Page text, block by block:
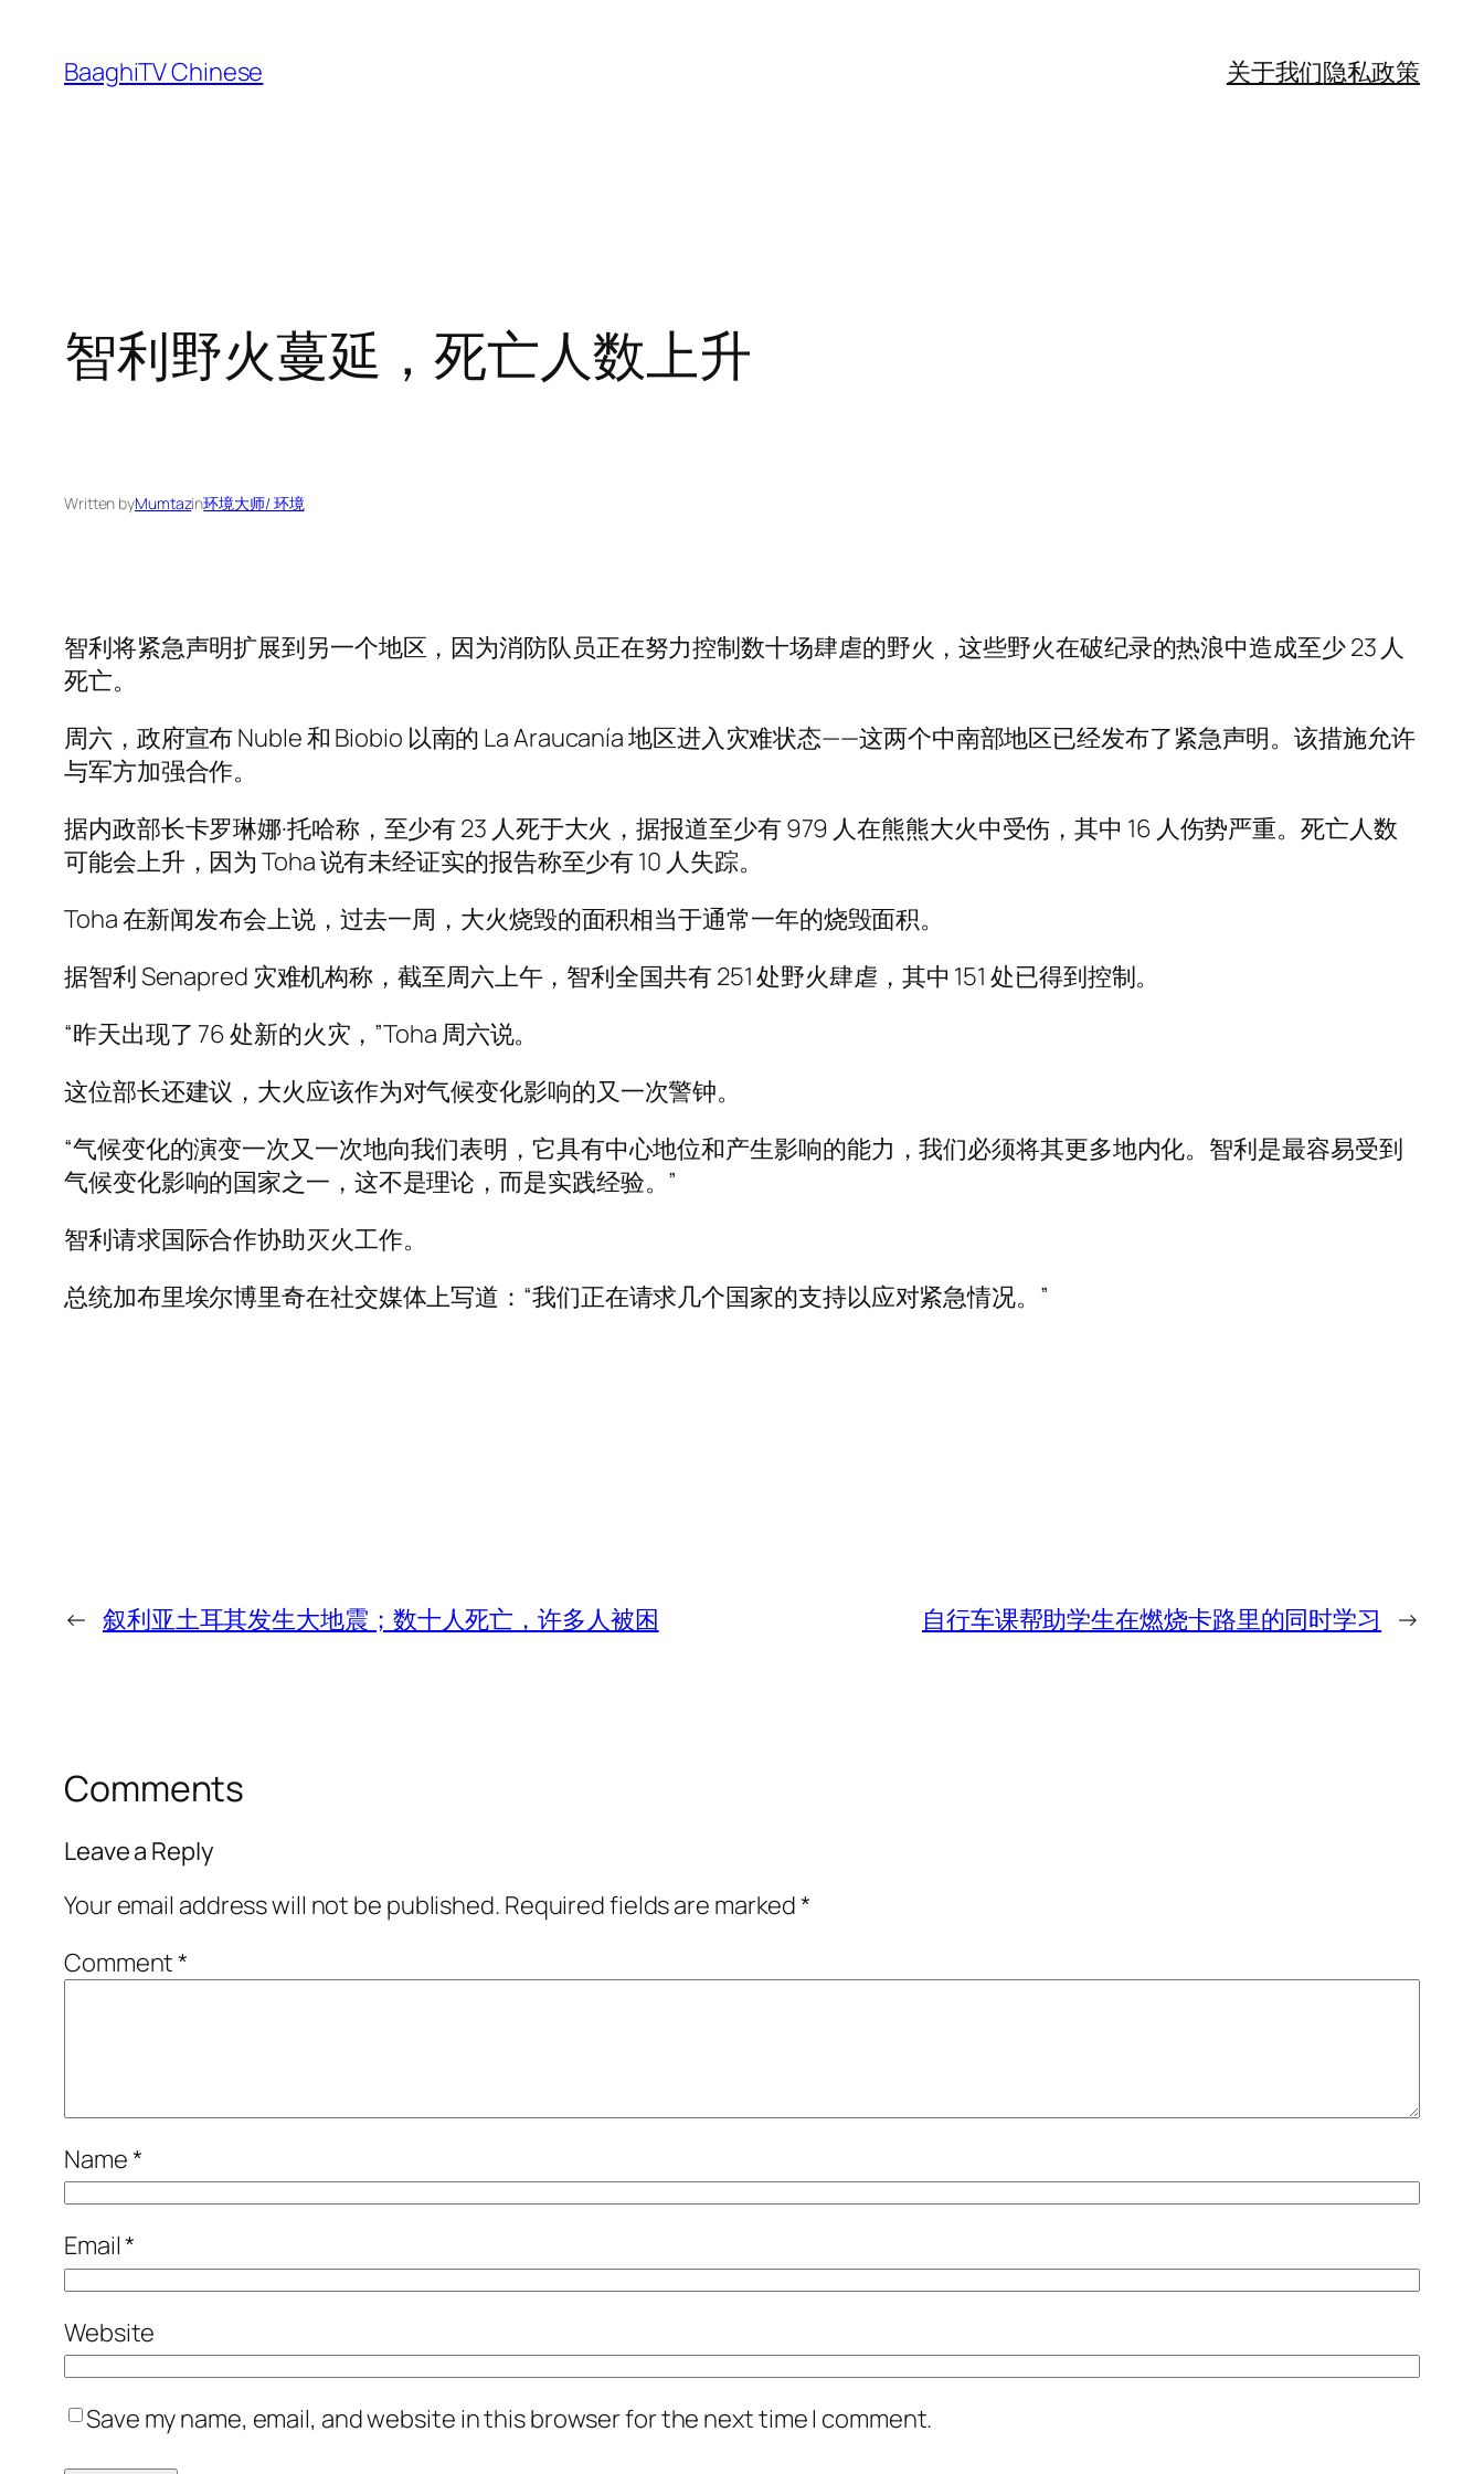
content
BaaghiTV Chinese 关于我们隐私政策
智利野火蔓延，死亡人数上升
Written byMumtazin环境大师/ 环境
智利将紧急声明扩展到另一个地区，因为消防队员正在努力控制数十场肆虐的野火，这些野火在破纪录的热浪中造成至少 23 人
死亡。
周六，政府宣布 Nuble 和 Biobio 以南的 La Araucanía 地区进入灾难状态——这两个中南部地区已经发布了紧急声明。该措施允许
与军方加强合作。
据内政部长卡罗琳娜·托哈称，至少有 23 人死于大火，据报道至少有 979 人在熊熊大火中受伤，其中 16 人伤势严重。死亡人数
可能会上升，因为 Toha 说有未经证实的报告称至少有 10 人失踪。
Toha 在新闻发布会上说，过去一周，大火烧毁的面积相当于通常一年的烧毁面积。
据智利 Senapred 灾难机构称，截至周六上午，智利全国共有 251 处野火肆虐，其中 151 处已得到控制。
“昨天出现了 76 处新的火灾，”Toha 周六说。
这位部长还建议，大火应该作为对气候变化影响的又一次警钟。
“气候变化的演变一次又一次地向我们表明，它具有中心地位和产生影响的能力，我们必须将其更多地内化。智利是最容易受到
气候变化影响的国家之一，这不是理论，而是实践经验。”
智利请求国际合作协助灭火工作。
总统加布里埃尔博里奇在社交媒体上写道：“我们正在请求几个国家的支持以应对紧急情况。”
← 叙利亚土耳其发生大地震；数十人死亡，许多人被困 自行车课帮助学生在燃烧卡路里的同时学习 →
Comments
Leave a Reply
Your email address will not be published. Required fields are marked*
Comment*
Name*
Email*
Website
Save my name, email, and website in this browser for the next time I comment.